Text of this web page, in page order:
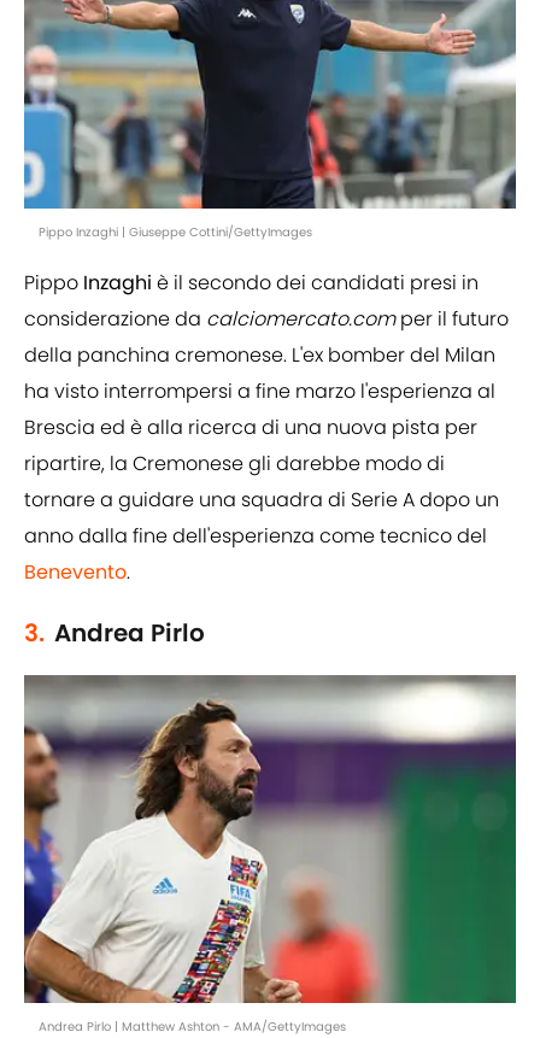
Pippo Inzaghi | Giuseppe Cottini/GettyImages
Pippo Inzaghi è il secondo dei candidati presi in
considerazione da calciomercato.comper il futuro
della panchina cremonese. L'ex bomber del Milan
ha visto interrompersi a fine marzo l'esperienza al
Brescia ed è alla ricerca di una nuova pista per
ripartire, la Cremonese gli darebbe modo di
tornare a guidare una squadra di Serie A dopo un
anno dalla fine dell'esperienza come tecnico del
Benevento.
3. Andrea Pirlo
Andrea Pirlo | Matthew Ashton - AMA/GettyImages